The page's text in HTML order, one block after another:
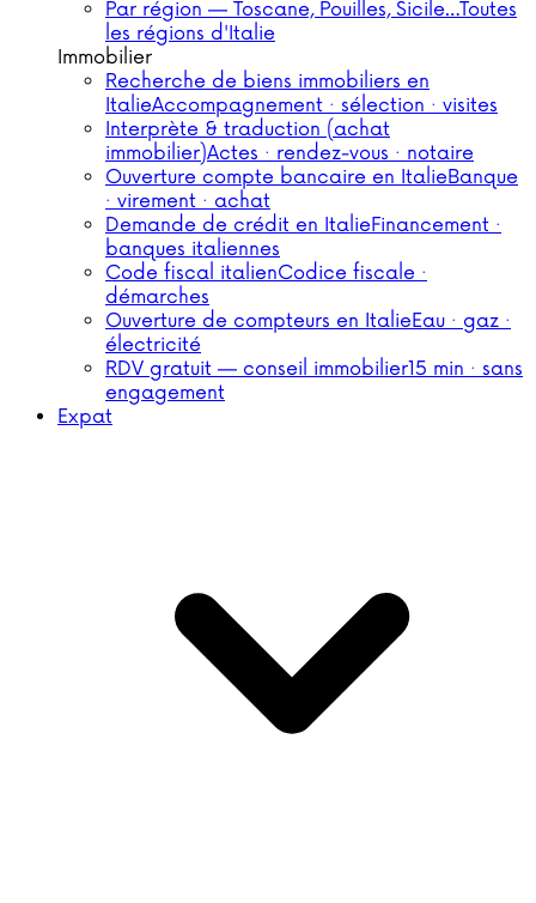
Par région — Toscane, Pouilles, Sicile…Toutes
les régions d'Italie
Immobilier
Recherche de biens immobiliers en
ItalieAccompagnement · sélection · visites
Interprète & traduction (achat
immobilier)Actes · rendez-vous · notaire
Ouverture compte bancaire en ItalieBanque
· virement · achat
Demande de crédit en ItalieFinancement ·
banques italiennes
Code fiscal italienCodice fiscale ·
démarches
Ouverture de compteurs en ItalieEau · gaz ·
électricité
RDV gratuit — conseil immobilier15 min · sans
engagement
Expat